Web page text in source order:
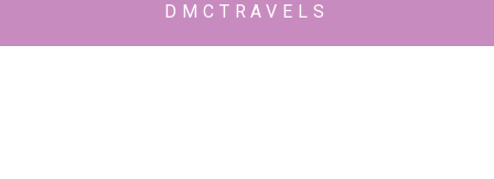
DMCTRAVELS